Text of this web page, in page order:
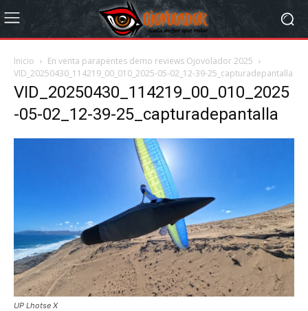
Inicio
En venta parapentes demo reviews Ojovolador 2025
VID_20250430_114219_00_010_2025-05-02_12-39-25_capturadepantalla
VID_20250430_114219_00_010_2025
-05-02_12-39-25_capturadepantalla
UP Lhotse X